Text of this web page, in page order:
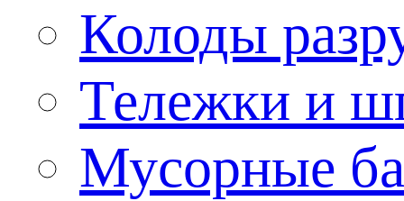
Колоды
Тележки и
Мусорные